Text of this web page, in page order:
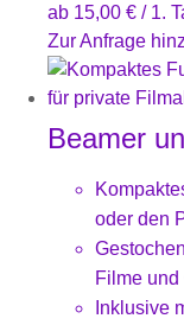
ab 15,00 € / 1.
Zur Anfrage
Beamer
oder den
Filme und
Inklusive